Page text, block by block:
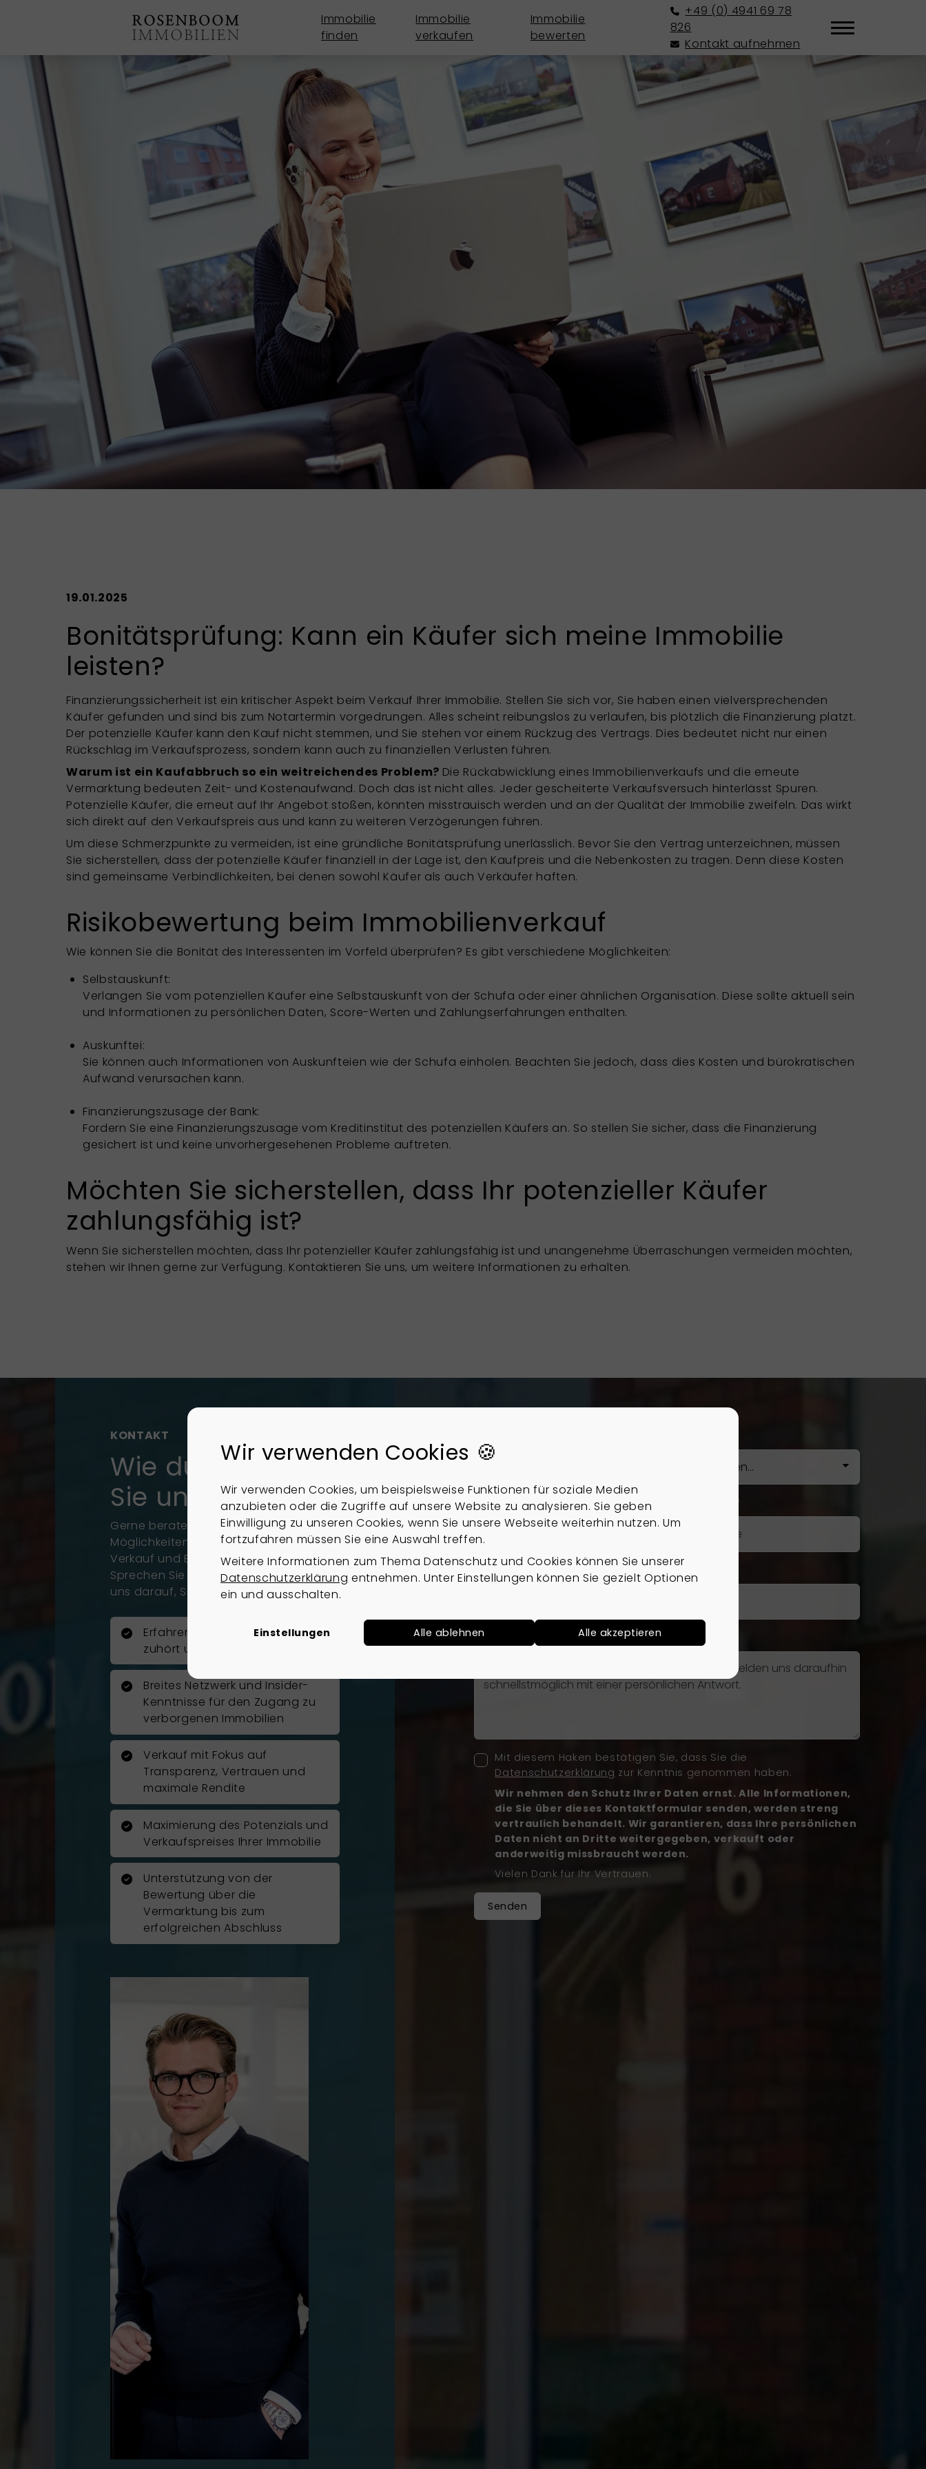
Immobilie
finden
Immobilie
verkaufen
Immobilie
bewerten
+49 (0) 4941 69 78
826
Kontakt aufnehmen
19.01.2025
Bonitätsprüfung: Kann ein Käufer sich meine Immobilie
leisten?
Finanzierungssicherheit ist ein kritischer Aspekt beim Verkauf Ihrer Immobilie. Stellen Sie sich vor, Sie haben einen vielversprechenden
Käufer gefunden und sind bis zum Notartermin vorgedrungen. Alles scheint reibungslos zu verlaufen, bis plötzlich die Finanzierung platzt.
Der potenzielle Käufer kann den Kauf nicht stemmen, und Sie stehen vor einem Rückzug des Vertrags. Dies bedeutet nicht nur einen
Rückschlag im Verkaufsprozess, sondern kann auch zu finanziellen Verlusten führen.
Warum ist ein Kaufabbruch so ein weitreichendes Problem? Die Rückabwicklung eines Immobilienverkaufs und die erneute
Vermarktung bedeuten Zeit- und Kostenaufwand. Doch das ist nicht alles. Jeder gescheiterte Verkaufsversuch hinterlässt Spuren.
Potenzielle Käufer, die erneut auf Ihr Angebot stoßen, könnten misstrauisch werden und an der Qualität der Immobilie zweifeln. Das wirkt
sich direkt auf den Verkaufspreis aus und kann zu weiteren Verzögerungen führen.
Um diese Schmerzpunkte zu vermeiden, ist eine gründliche Bonitätsprüfung unerlässlich. Bevor Sie den Vertrag unterzeichnen, müssen
Sie sicherstellen, dass der potenzielle Käufer finanziell in der Lage ist, den Kaufpreis und die Nebenkosten zu tragen. Denn diese Kosten
sind gemeinsame Verbindlichkeiten, bei denen sowohl Käufer als auch Verkäufer haften.
Risikobewertung beim Immobilienverkauf
Wie können Sie die Bonität des Interessenten im Vorfeld überprüfen? Es gibt verschiedene Möglichkeiten:
Selbstauskunft:
Verlangen Sie vom potenziellen Käufer eine Selbstauskunft von der Schufa oder einer ähnlichen Organisation. Diese sollte aktuell sein
und Informationen zu persönlichen Daten, Score-Werten und Zahlungserfahrungen enthalten.
Auskunftei:
Sie können auch Informationen von Auskunfteien wie der Schufa einholen. Beachten Sie jedoch, dass dies Kosten und bürokratischen
Aufwand verursachen kann.
Finanzierungszusage der Bank:
Fordern Sie eine Finanzierungszusage vom Kreditinstitut des potenziellen Käufers an. So stellen Sie sicher, dass die Finanzierung
gesichert ist und keine unvorhergesehenen Probleme auftreten.
Möchten Sie sicherstellen, dass Ihr potenzieller Käufer
zahlungsfähig ist?
Wenn Sie sicherstellen möchten, dass Ihr potenzieller Käufer zahlungsfähig ist und unangenehme Überraschungen vermeiden möchten,
stehen wir Ihnen gerne zur Verfügung. Kontaktieren Sie uns, um weitere Informationen zu erhalten.
KONTAKT
Wie dürfen wir
Sie unterstützen?
Gerne beraten wir Sie zu Ihren
Möglichkeiten rund um den Kauf,
Verkauf und Bewertung von Immobilien.
Sprechen Sie uns einfach an, wir freuen
uns darauf, Sie kennenzulernen.
Erfahrenes Team, das genau
zuhört und Ihre Vision versteht
Breites Netzwerk und Insider-
Kenntnisse für den Zugang zu
verborgenen Immobilien
Verkauf mit Fokus auf
Transparenz, Vertrauen und
maximale Rendite
Maximierung des Potenzials und
Verkaufspreises Ihrer Immobilie
Unterstützung von der
Bewertung über die
Vermarktung bis zum
erfolgreichen Abschluss
Vorname* *
E-Mail
Nachricht
Mit diesem Haken bestätigen Sie, dass Sie die
Datenschutzerklärung zur Kenntnis genommen haben.
Wir nehmen den Schutz Ihrer Daten ernst. Alle Informationen,
die Sie über dieses Kontaktformular senden, werden streng
vertraulich behandelt. Wir garantieren, dass Ihre persönlichen
Daten nicht an Dritte weitergegeben, verkauft oder
anderweitig missbraucht werden.
Vielen Dank für Ihr Vertrauen.
Senden
Wir verwenden Cookies 🍪
Wir verwenden Cookies, um beispielsweise Funktionen für soziale Medien
anzubieten oder die Zugriffe auf unsere Website zu analysieren. Sie geben
Einwilligung zu unseren Cookies, wenn Sie unsere Webseite weiterhin nutzen. Um
fortzufahren müssen Sie eine Auswahl treffen.
Weitere Informationen zum Thema Datenschutz und Cookies können Sie unserer
Datenschutzerklärung entnehmen. Unter Einstellungen können Sie gezielt Optionen
ein und ausschalten.
Einstellungen Alle ablehnen Alle akzeptieren